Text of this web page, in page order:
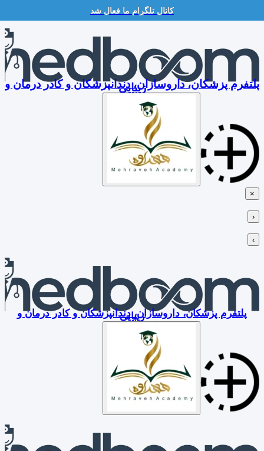
کانال تلگرام ما فعال شد
Skip
content
پلتفرم پزشکان، داروسازان، دندانپزشکان و کادر درمان و
زیبایی
×
‹
›
پلتفرم پزشکان، داروسازان، دندانپزشکان و کادر درمان و
زیبایی